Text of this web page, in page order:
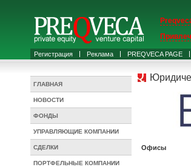
Регистрация Реклама PREQVECA PAGE
ГЛАВНАЯ
НОВОСТИ
ФОНДЫ
УПРАВЛЯЮЩИЕ КОМПАНИИ
СДЕЛКИ
ПОРТФЕЛЬНЫЕ КОМПАНИИ
Офисы